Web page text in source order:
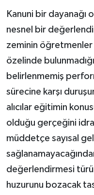
Kanuni bir dayanağı
nesnel bir
zeminin
özelinde
belirlenmemiş
sürecine karşı
alıcılar eğitimin
olduğu gerçeğini
müddetçe sayısal
değerlendirmesi
huzurunu bozacak